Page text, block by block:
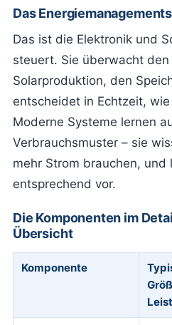
Das
Das ist die Elektronik und
steuert. Sie überwacht
Solarproduktion, den
entscheidet in Echtzeit,
Moderne Systeme lernen
Verbrauchsmuster – sie
mehr Strom brauchen, und
entsprechend vor.
Die Komponenten im
Übersicht
Komponente